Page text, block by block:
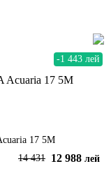
-1 443 лей
17 5M
14 431 12 988 лей